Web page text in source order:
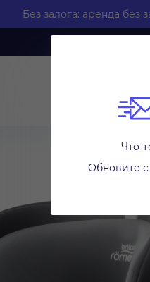
Без залога: аренда без
Что-
Обновите